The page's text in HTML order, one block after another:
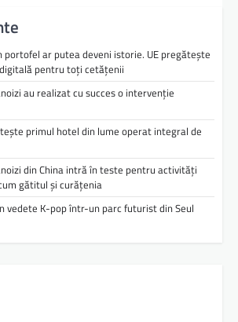
portofel ar putea deveni istorie. UE pregătește
pentru toți cetățenii
au realizat cu succes o intervenție
primul hotel din lume operat integral de
din China intră în teste pentru activități
gătitul și curățenia
vedete K-pop într-un parc futurist din Seul